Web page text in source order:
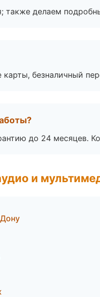
также делаем
безналичный
до 24 месяцев.
и